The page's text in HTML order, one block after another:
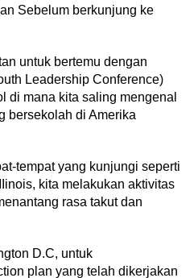
Sebelum berkunjung ke
untuk bertemu dengan
Leadership Conference)
di mana kita saling mengenal
bersekolah di Amerika
tempat yang kunjungi seperti
kita melakukan aktivitas
rasa takut dan
D.C, untuk
plan yang telah dikerjakan